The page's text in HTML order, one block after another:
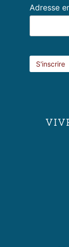
Adresse